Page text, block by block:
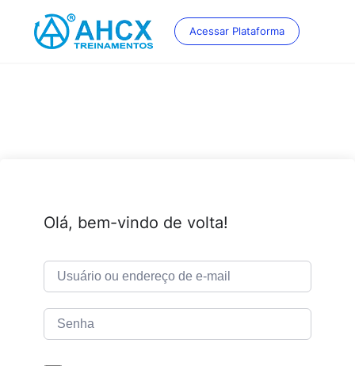
content
Acessar Plataforma
Olá, bem-vindo de volta!